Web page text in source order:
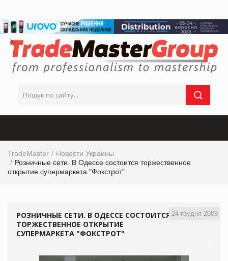
TradeMaster
Новости Украины
Розничные сети. В Одессе состоится торжественное
открытие супермаркета "Фокстрот"
24 грудня 2009
РОЗНИЧНЫЕ СЕТИ. В ОДЕССЕ СОСТОИТСЯ
ТОРЖЕСТВЕННОЕ ОТКРЫТИЕ
СУПЕРМАРКЕТА "ФОКСТРОТ"